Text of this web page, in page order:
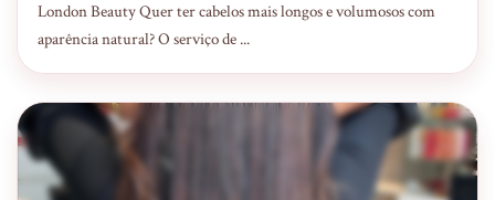
London Beauty Quer ter cabelos mais longos e volumosos com
aparência natural? O serviço de ...